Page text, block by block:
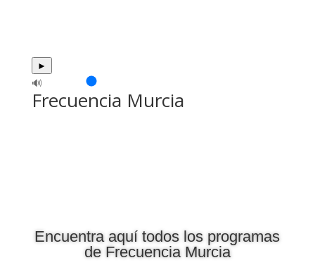
►
🔊
Frecuencia Murcia
Encuentra aquí todos los programas
de Frecuencia Murcia